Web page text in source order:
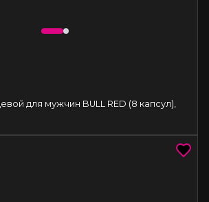
для мужчин BULL RED (8 капсул),